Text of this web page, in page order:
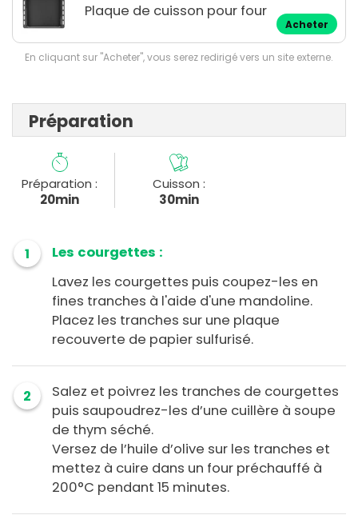
Plaque de cuisson pour four
Acheter
En cliquant sur "Acheter", vous serez redirigé vers un site externe.
Préparation
Préparation :
20min
Cuisson :
30min
1
Les courgettes :
Lavez les courgettes puis coupez-les en
fines tranches à l'aide d'une mandoline.
Placez les tranches sur une plaque
recouverte de papier sulfurisé.
2
Salez et poivrez les tranches de courgettes
puis saupoudrez-les d’une cuillère à soupe
de thym séché.
Versez de l’huile d’olive sur les tranches et
mettez à cuire dans un four préchauffé à
200°C pendant 15 minutes.